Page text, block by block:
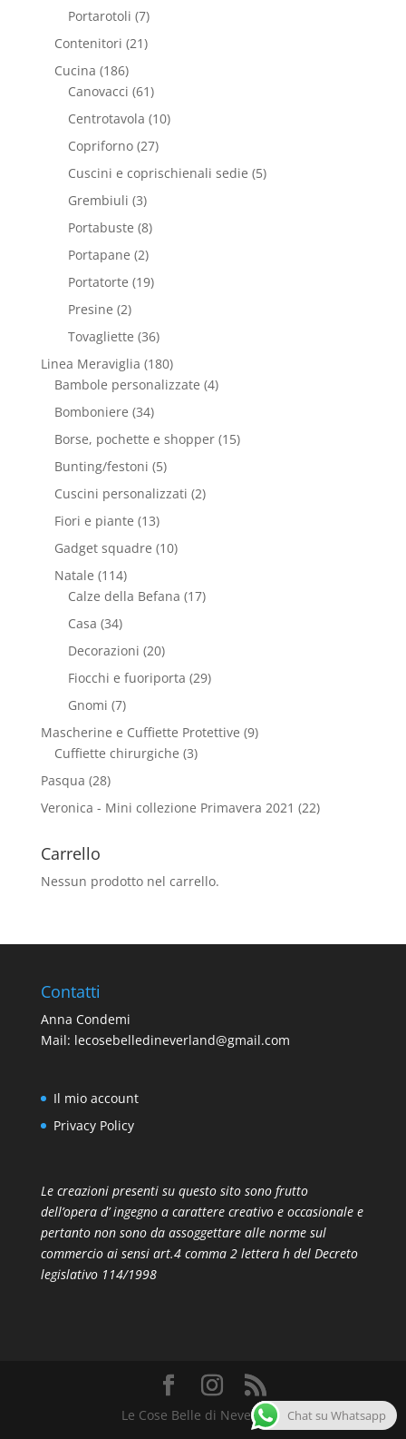
Portarotoli (7)
Contenitori (21)
Cucina (186)
Canovacci (61)
Centrotavola (10)
Copriforno (27)
Cuscini e coprischienali sedie (5)
Grembiuli (3)
Portabuste (8)
Portapane (2)
Portatorte (19)
Presine (2)
Tovagliette (36)
Linea Meraviglia (180)
Bambole personalizzate (4)
Bomboniere (34)
Borse, pochette e shopper (15)
Bunting/festoni (5)
Cuscini personalizzati (2)
Fiori e piante (13)
Gadget squadre (10)
Natale (114)
Calze della Befana (17)
Casa (34)
Decorazioni (20)
Fiocchi e fuoriporta (29)
Gnomi (7)
Mascherine e Cuffiette Protettive (9)
Cuffiette chirurgiche (3)
Pasqua (28)
Veronica - Mini collezione Primavera 2021 (22)
Carrello
Nessun prodotto nel carrello.
Contatti
Anna Condemi
Mail: lecosebelledineverland@gmail.com
Il mio account
Privacy Policy
Le creazioni presenti su questo sito sono frutto
dell’opera d’ ingegno a carattere creativo e occasionale e
pertanto non sono da assoggettare alle norme sul
commercio ai sensi art.4 comma 2 lettera h del Decreto
legislativo 114/1998
Le Cose Belle di Neverland Chat su Whatsapp